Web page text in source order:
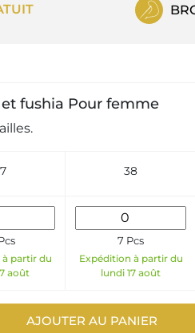
fushia Pour femme
38
partir du
août
7 Pcs
Expédition à partir du
lundi 17 août
AJOUTER AU PANIER